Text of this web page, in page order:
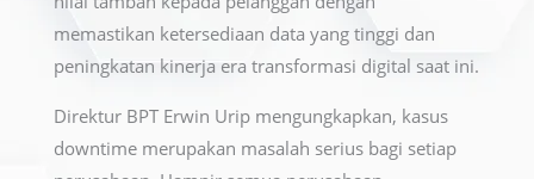
memastikan ketersediaan data yang tinggi dan
peningkatan kinerja era transformasi digital saat ini.
Direktur BPT Erwin Urip mengungkapkan, kasus
downtime merupakan masalah serius bagi setiap